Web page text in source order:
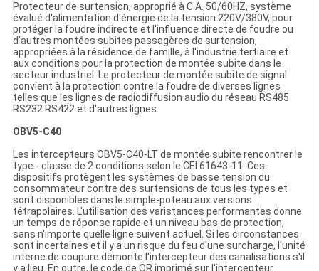
Protecteur de surtension, approprié à C.A. 50/60HZ, système
évalué d'alimentation d'énergie de la tension 220V/380V, pour
protéger la foudre indirecte et l'influence directe de foudre ou
d'autres montées subites passagères de surtension,
appropriées à la résidence de famille, à l'industrie tertiaire et
aux conditions pour la protection de montée subite dans le
secteur industriel. Le protecteur de montée subite de signal
convient à la protection contre la foudre de diverses lignes
telles que les lignes de radiodiffusion audio du réseau RS485
RS232 RS422 et d'autres lignes.
OBV5-C40
Les intercepteurs OBV5-C40-LT de montée subite rencontrer le
type - classe de 2 conditions selon le CEI 61643-11. Ces
dispositifs protègent les systèmes de basse tension du
consommateur contre des surtensions de tous les types et
sont disponibles dans le simple-poteau aux versions
tétrapolaires. L'utilisation des varistances performantes donne
un temps de réponse rapide et un niveau bas de protection,
sans n'importe quelle ligne suivent actuel. Si les circonstances
sont incertaines et il y a un risque du feu d'une surcharge, l'unité
interne de coupure démonte l'intercepteur des canalisations s'il
y a lieu. En outre, le code de QR imprimé sur l'intercepteur